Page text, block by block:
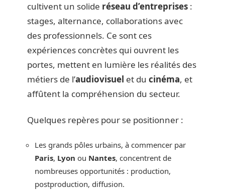
cultivent un solide réseau d’entreprises :
stages, alternance, collaborations avec
des professionnels. Ce sont ces
expériences concrètes qui ouvrent les
portes, mettent en lumière les réalités des
métiers de l’audiovisuel et du cinéma, et
affûtent la compréhension du secteur.
Quelques repères pour se positionner :
Les grands pôles urbains, à commencer par
Paris, Lyon ou Nantes, concentrent de
nombreuses opportunités : production,
postproduction, diffusion.